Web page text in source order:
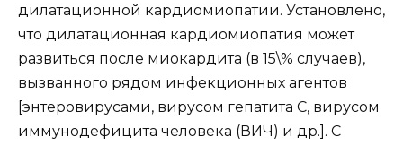
дилатационной кардиомиопатии. Установлено,
что дилатационная кардиомиопатия может
развиться после миокардита (в 15\% случаев),
вызванного рядом инфекционных агентов
[энтеровирусами, вирусом гепатита C, вирусом
иммунодефицита человека (ВИЧ) и др.]. С